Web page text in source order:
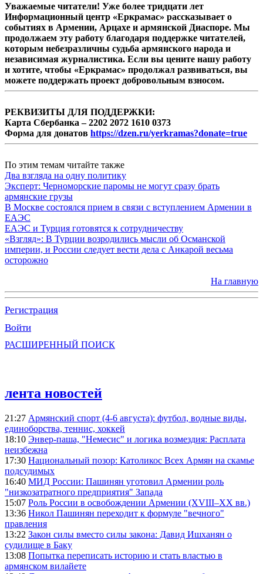
Уважаемые читатели! Уже более тридцати лет
Информационный центр «Еркрамас» рассказывает о
событиях в Армении, Арцахе и армянской Диаспоре. Мы
продолжаем эту работу благодаря поддержке читателей,
которым небезразличны судьба армянского народа и
независимая журналистика. Если вы цените нашу работу
и хотите, чтобы «Еркрамас» продолжал развиваться, вы
можете поддержать проект добровольным взносом.
РЕКВИЗИТЫ ДЛЯ ПОДДЕРЖКИ:
Карта Сбербанка – 2202 2072 1610 0373
Форма для донатов https://dzen.ru/yerkramas?donate=true
По этим темам читайте также
Два взгляда на одну политику
Эксперт: Черноморские паромы не могут сразу брать
армянские грузы
В Москве состоялся прием в связи с вступлением Армении в
ЕАЭС
ЕАЭС и Турция готовятся к сотрудничеству
«Взгляд»: В Турции возродились мысли об Османской
империи, и России следует вести дела с Анкарой весьма
осторожно
На главную
Регистрация
Войти
РАСШИРЕННЫЙ ПОИСК
лента новостей
21:27 Армянский спорт (4-6 августа): футбол, водные виды,
единоборства, теннис, хоккей
18:10 Энвер-паша, "Немесис" и логика возмездия: Расплата
неизбежна
17:30 Национальный позор: Католикос Всех Армян на скамье
подсудимых
16:40 МИД России: Пашинян уготовил Армении роль
"низкозатратного предприятия" Запада
15:07 Роль России в освобождении Армении (XVIII–XX вв.)
13:36 Никол Пашинян переходит к формуле "вечного"
правления
13:22 Закон силы вместо силы закона: Давид Ишханян о
судилище в Баку
13:08 Попытка переписать историю и стать властью в
армянском вилайете